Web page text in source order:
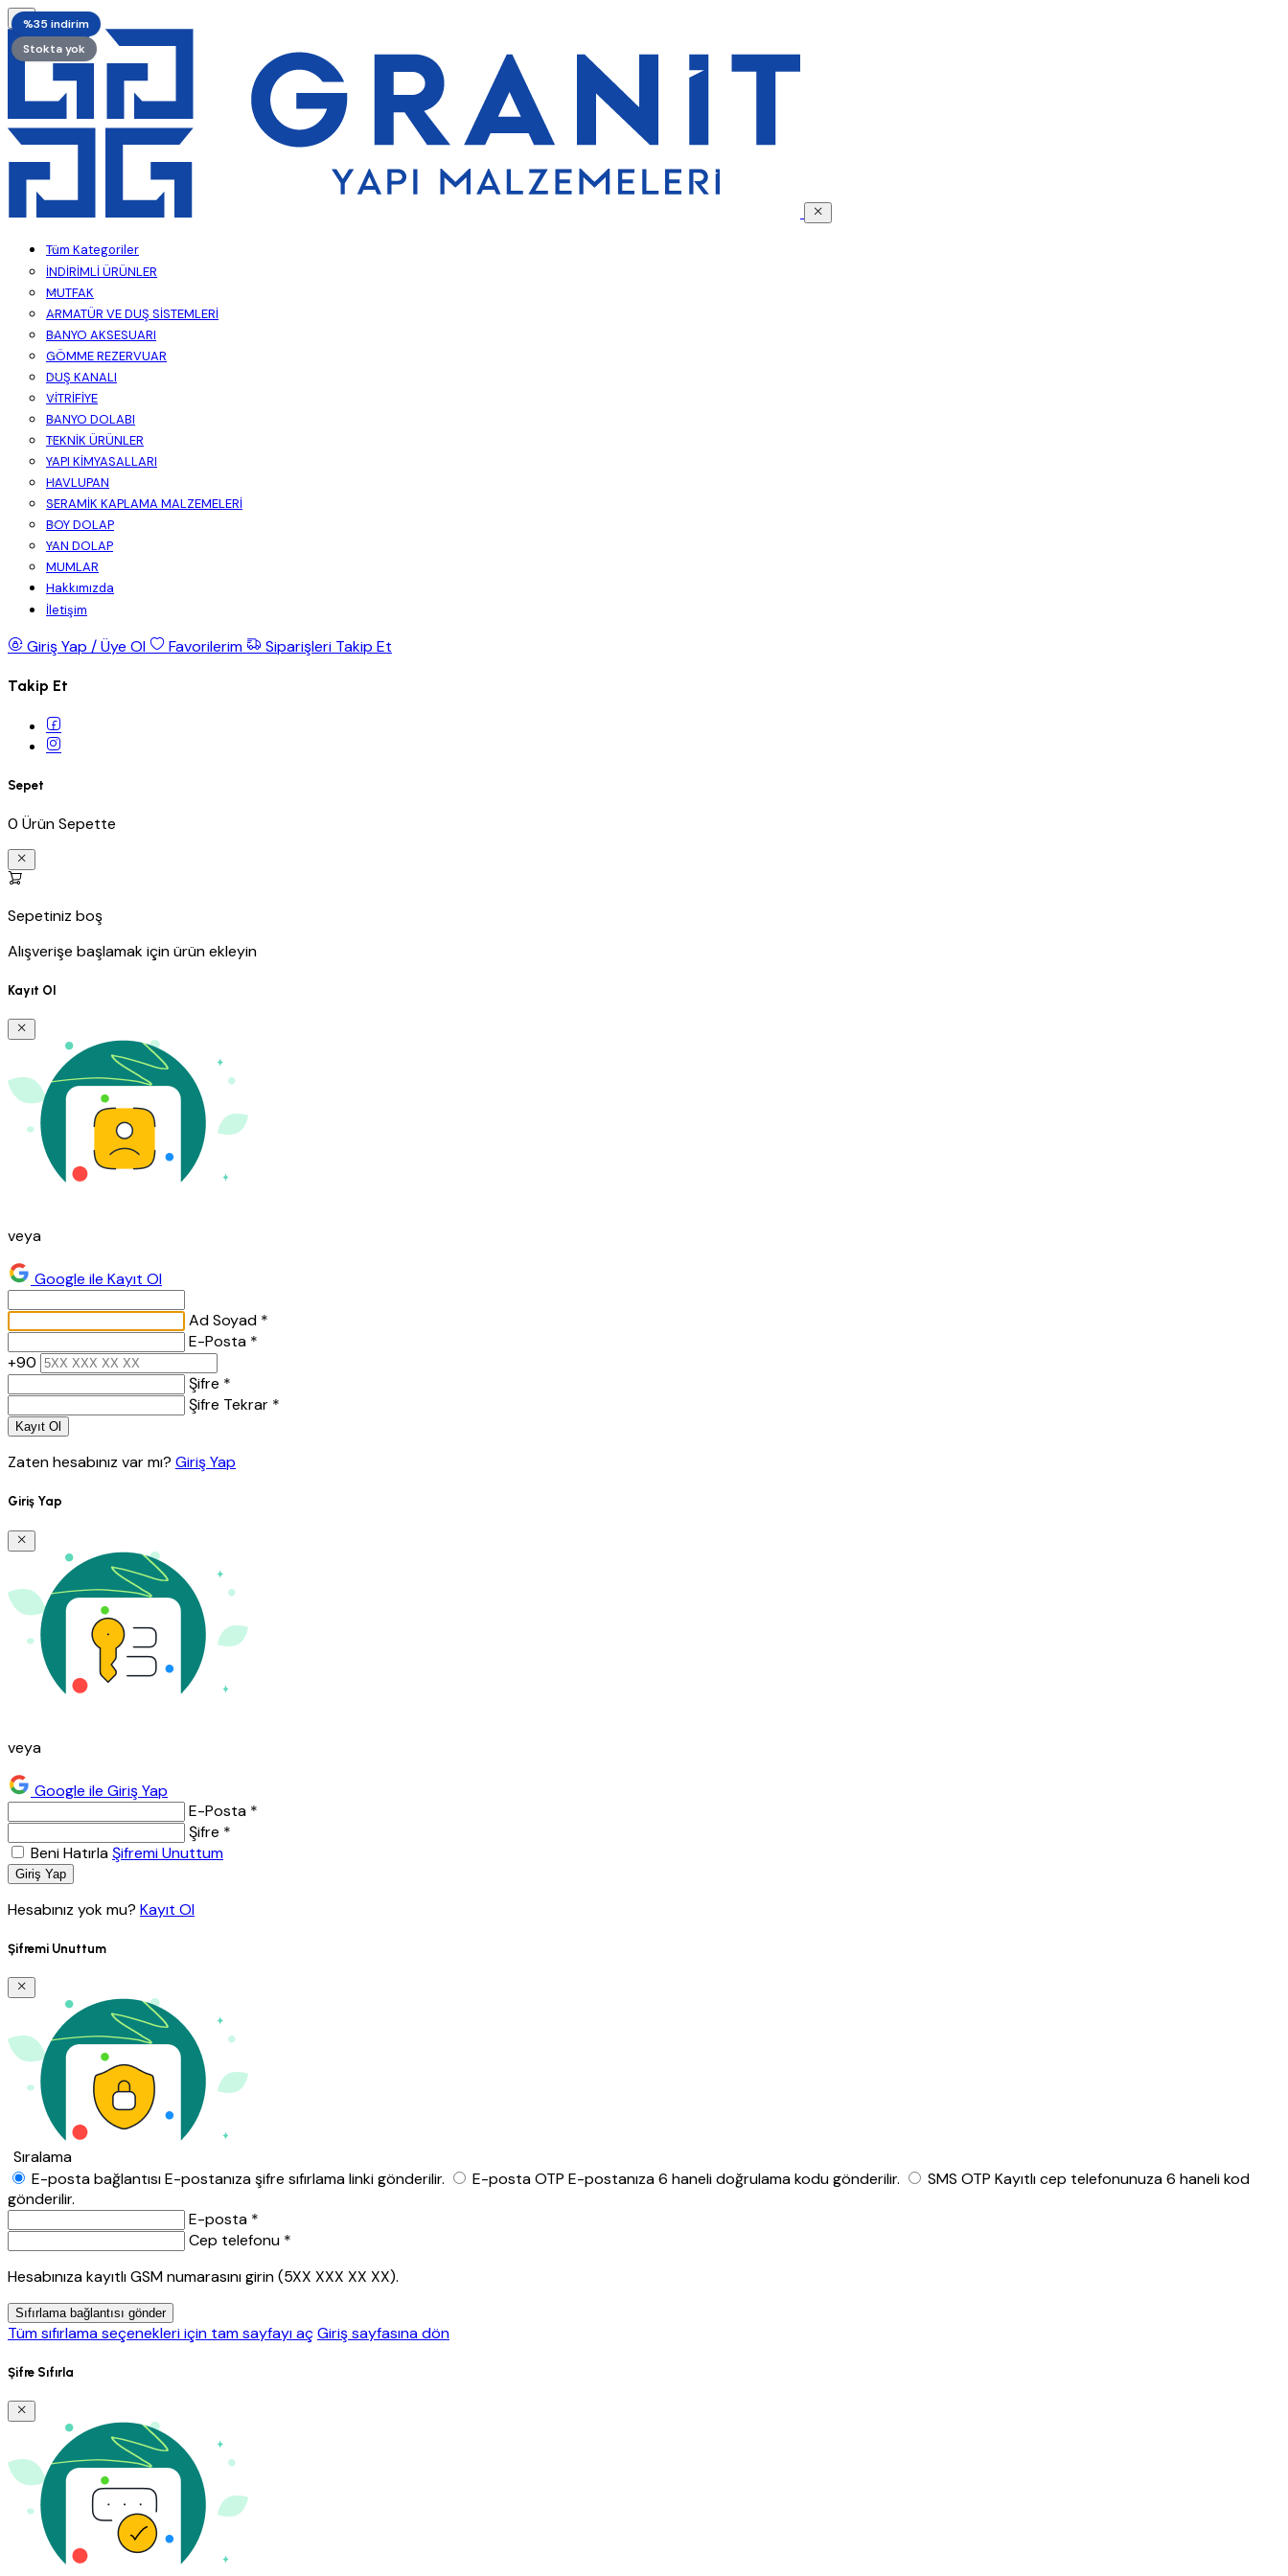
Tüm Kategoriler
İNDİRİMLİ ÜRÜNLER
MUTFAK
ARMATÜR VE DUŞ SİSTEMLERİ
BANYO AKSESUARI
GÖMME REZERVUAR
DUŞ KANALI
VİTRİFİYE
BANYO DOLABI
TEKNİK ÜRÜNLER
YAPI KİMYASALLARI
HAVLUPAN
SERAMİK KAPLAMA MALZEMELERİ
BOY DOLAP
YAN DOLAP
MUMLAR
Hakkımızda
İletişim
Giriş Yap / Üye Ol Favorilerim Siparişleri Takip Et
Takip Et
Sepet
0 Ürün Sepette
Sepetiniz boş
Alışverişe başlamak için ürün ekleyin
Kayıt Ol
veya
Google ile Kayıt Ol
Ad Soyad *
E-Posta *
+90
Şifre *
Şifre Tekrar *
Kayıt Ol
Zaten hesabınız var mı? Giriş Yap
Giriş Yap
veya
Google ile Giriş Yap
E-Posta *
Şifre *
Beni HatırlaŞifremi Unuttum
Giriş Yap
Hesabınız yok mu? Kayıt Ol
Şifremi Unuttum
E-posta bağlantısıE-postanıza şifre sıfırlama linki gönderilir. E-posta OTP E-postanıza 6 haneli doğrulama kodu gönderilir. SMS OTP Kayıtlı cep telefonunuza 6 haneli kod
gönderilir.
E-posta *
Cep telefonu *
Hesabınıza kayıtlı GSM numarasını girin (5XX XXX XX XX).
Sıfırlama bağlantısı gönder
Tüm sıfırlama seçenekleri için tam sayfayı açGiriş sayfasına dön
Şifre Sıfırla
Sıralama
%35 indirim
Stokta yok